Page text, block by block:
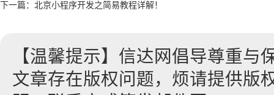
下一篇： 北京小程序开发之简易教程详解！
【温馨提示】信达网倡导尊重与
文章存在版权问题，烦请提供版